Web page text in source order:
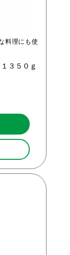
料理にも使
１３５０ｇ